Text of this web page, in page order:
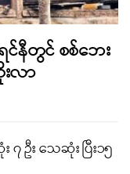
င်နီတွင် စစ်ဘေး
းလာ
ဦး သေဆုံး ပြီး၁၅